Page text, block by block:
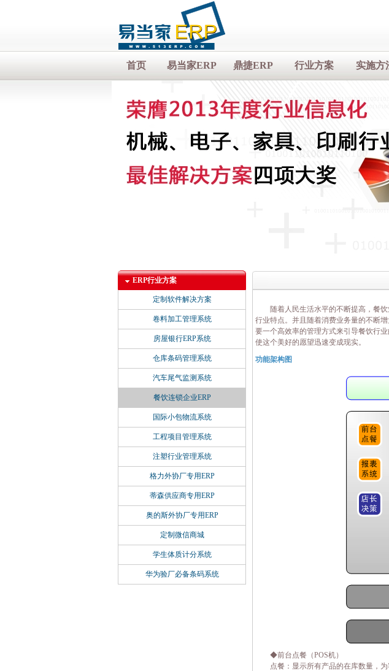
首页 易当家ERP 鼎捷ERP 行业方案 实施方
ERP行业方案
定制软件解决方案
卷料加工管理系统
房屋银行ERP系统
仓库条码管理系统
汽车尾气监测系统
餐饮连锁企业ERP
国际小包物流系统
工程项目管理系统
注塑行业管理系统
格力外协厂专用ERP
蒂森供应商专用ERP
奥的斯外协厂专用ERP
定制微信商城
学生体质计分系统
华为验厂必备条码系统
随着人民生活水平的不断提高，餐饮
行业特点。并且随着消费业务量的不断
要一个高效率的管理方式来引导餐饮行
使这个美好的愿望迅速变成现实。
功能架构图
◆前台点餐（POS机）
点餐：显示所有产品的在库数量，为